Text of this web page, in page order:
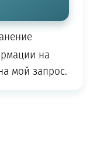
на
мой запрос.